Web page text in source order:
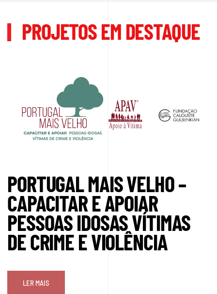
PROJETOS EM DESTAQUE
PORTUGAL MAIS VELHO –
CAPACITAR E APOIAR
PESSOAS IDOSAS VÍTIMAS
DE CRIME E VIOLÊNCIA
LER MAIS